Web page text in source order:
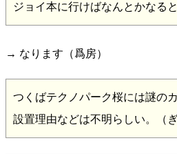
ジョイ本に行けばなんとかなる
→ なります（爲房）
つくばテクノパーク桜には謎の
設置理由などは不明らしい。（ぎ